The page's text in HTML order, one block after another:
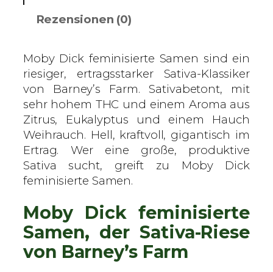
a
r
n
e
y
'
s
F
a
m
–
f
e
Rezensionen (0)
Moby Dick feminisierte Samen sind ein
riesiger, ertragsstarker Sativa-Klassiker
von Barney’s Farm. Sativabetont, mit
sehr hohem THC und einem Aroma aus
Zitrus, Eukalyptus und einem Hauch
Weihrauch. Hell, kraftvoll, gigantisch im
Ertrag. Wer eine große, produktive
Sativa sucht, greift zu Moby Dick
feminisierte Samen.
Moby Dick feminisierte
Samen, der Sativa-Riese
von Barney’s Farm